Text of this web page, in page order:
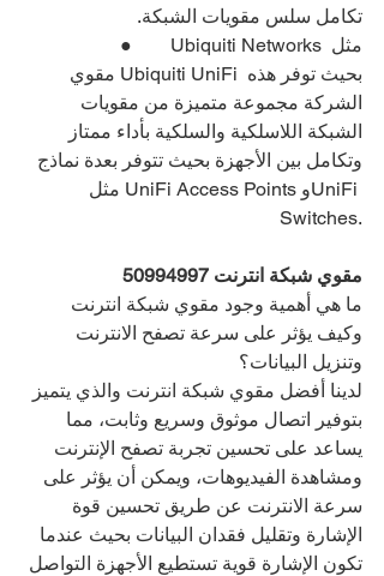
تكامل سلس مقويات الشبكة.
●        Ubiquiti Networks مثل
مقوي Ubiquiti UniFi بحيث توفر هذه
الشركة مجموعة متميزة من مقويات
الشبكة اللاسلكية والسلكية بأداء ممتاز
وتكامل بين الأجهزة بحيث تتوفر بعدة نماذج
مثل UniFi Access Points وUniFi
Switches.
مقوي شبكة انترنت 50994997
ما هي أهمية وجود مقوي شبكة انترنت
وكيف يؤثر على سرعة تصفح الانترنت
وتنزيل البيانات؟
لدينا أفضل مقوي شبكة انترنت والذي يتميز
بتوفير اتصال موثوق وسريع وثابت، مما
يساعد على تحسين تجربة تصفح الإنترنت
ومشاهدة الفيديوهات، ويمكن أن يؤثر على
سرعة الانترنت عن طريق تحسين قوة
الإشارة وتقليل فقدان البيانات بحيث عندما
تكون الإشارة قوية تستطيع الأجهزة التواصل